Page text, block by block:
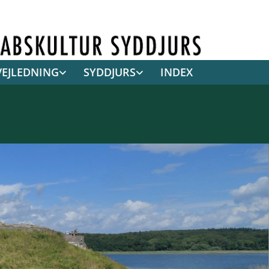
SYDDJURS INDEX